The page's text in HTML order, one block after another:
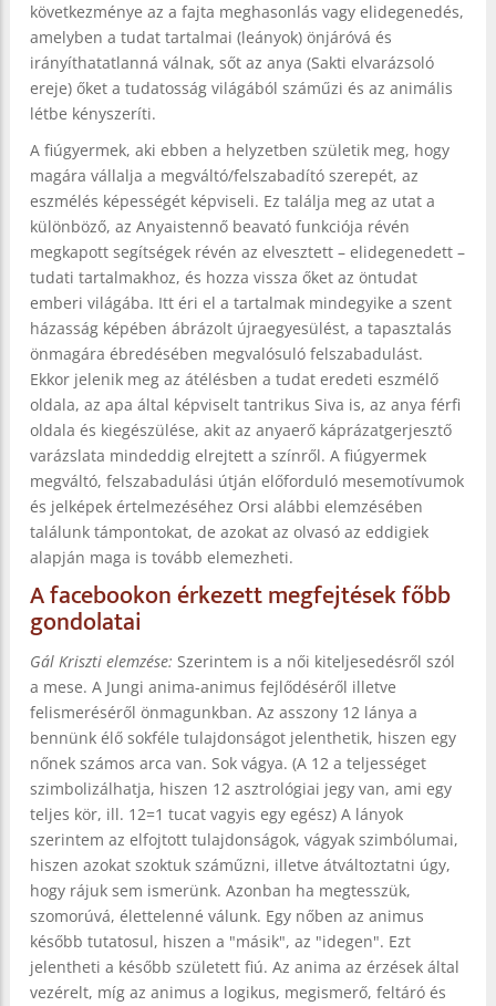
következménye az a fajta meghasonlás vagy elidegenedés,
amelyben a tudat tartalmai (leányok) önjáróvá és
irányíthatatlanná válnak, sőt az anya (Sakti elvarázsoló
ereje) őket a tudatosság világából száműzi és az animális
létbe kényszeríti.
A fiúgyermek, aki ebben a helyzetben születik meg, hogy
magára vállalja a megváltó/felszabadító szerepét, az
eszmélés képességét képviseli. Ez találja meg az utat a
különböző, az Anyaistennő beavató funkciója révén
megkapott segítségek révén az elvesztett – elidegenedett –
tudati tartalmakhoz, és hozza vissza őket az öntudat
emberi világába. Itt éri el a tartalmak mindegyike a szent
házasság képében ábrázolt újraegyesülést, a tapasztalás
önmagára ébredésében megvalósuló felszabadulást.
Ekkor jelenik meg az átélésben a tudat eredeti eszmélő
oldala, az apa által képviselt tantrikus Siva is, az anya férfi
oldala és kiegészülése, akit az anyaerő káprázatgerjesztő
varázslata mindeddig elrejtett a színről. A fiúgyermek
megváltó, felszabadulási útján előforduló mesemotívumok
és jelképek értelmezéséhez Orsi alábbi elemzésében
találunk támpontokat, de azokat az olvasó az eddigiek
alapján maga is tovább elemezheti.
A facebookon érkezett megfejtések főbb
gondolatai
Gál Kriszti elemzése: Szerintem is a női kiteljesedésről szól
a mese. A Jungi anima-animus fejlődéséről illetve
felismeréséről önmagunkban. Az asszony 12 lánya a
bennünk élő sokféle tulajdonságot jelenthetik, hiszen egy
nőnek számos arca van. Sok vágya. (A 12 a teljességet
szimbolizálhatja, hiszen 12 asztrológiai jegy van, ami egy
teljes kör, ill. 12=1 tucat vagyis egy egész) A lányok
szerintem az elfojtott tulajdonságok, vágyak szimbólumai,
hiszen azokat szoktuk száműzni, illetve átváltoztatni úgy,
hogy rájuk sem ismerünk. Azonban ha megtesszük,
szomorúvá, élettelenné válunk. Egy nőben az animus
később tutatosul, hiszen a "másik", az "idegen". Ezt
jelentheti a később született fiú. Az anima az érzések által
vezérelt, míg az animus a logikus, megismerő, feltáró és